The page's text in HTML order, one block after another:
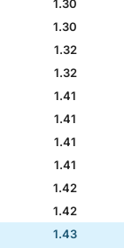
1.30
1.30
1.32
1.32
1.41
1.41
1.41
1.41
1.42
1.42
1.43